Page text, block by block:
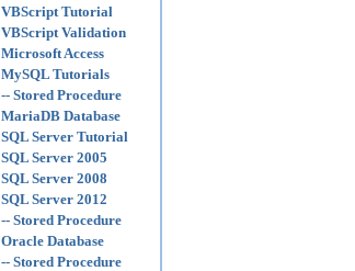
VBScript Tutorial
VBScript Validation
Microsoft Access
MySQL Tutorials
-- Stored Procedure
MariaDB Database
SQL Server Tutorial
SQL Server 2005
SQL Server 2008
SQL Server 2012
-- Stored Procedure
Oracle Database
-- Stored Procedure